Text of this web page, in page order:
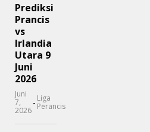
Prediksi
Prancis
vs
Irlandia
Utara 9
Juni
2026
Juni
7,
2026
- Liga
Perancis